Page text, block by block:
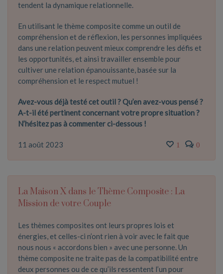
tendent la dynamique relationnelle.
En utilisant le thème composite comme un outil de
compréhension et de réflexion, les personnes impliquées
dans une relation peuvent mieux comprendre les défis et
les opportunités, et ainsi travailler ensemble pour
cultiver une relation épanouissante, basée sur la
compréhension et le respect mutuel !
Avez-vous déjà testé cet outil ? Qu’en avez-vous pensé ?
A-t-il été pertinent concernant votre propre situation ?
N’hésitez pas à commenter ci-dessous !
11 août 2023 1 0
La Maison X dans le Thème Composite : La
Mission de votre Couple
Les thèmes composites ont leurs propres lois et
énergies, et celles-ci n’ont rien à voir avec le fait que
nous nous « accordons bien » avec une personne. Un
thème composite ne traite pas de la compatibilité entre
deux personnes ou de ce qu’ils ressentent l’un pour